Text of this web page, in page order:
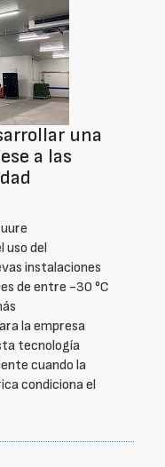
una
a las
uso del
instalaciones
de entre -30 °C
la empresa
tecnología
cuando la
condiciona el